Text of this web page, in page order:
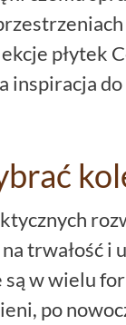
płytek
inspiracja
trwałość
w wielu
po